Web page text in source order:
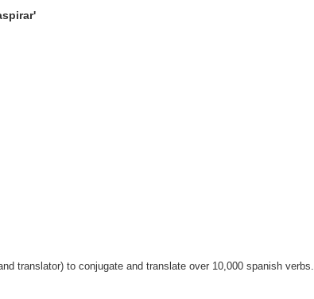
translator) to conjugate and translate over 10,000 spanish verbs.